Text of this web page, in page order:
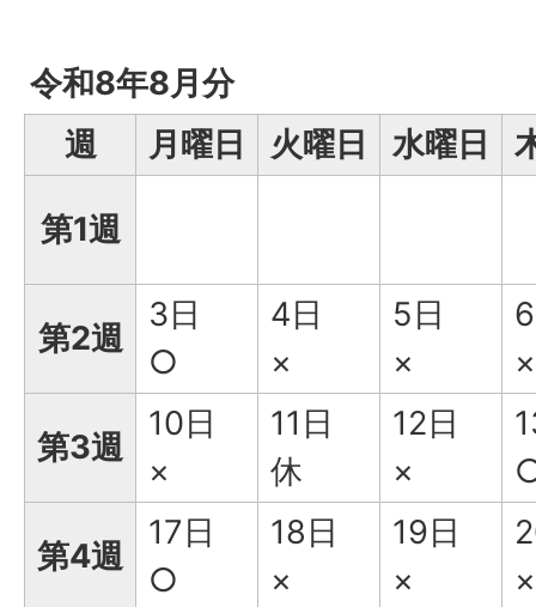
令和8年8月分
週
月曜日 火曜日 水曜日
第1週
第2週
3日
○
4日
×
5日
×
×
第3週
10日
×
11日
休
12日
×
第4週
17日
○
18日
×
19日
×
×